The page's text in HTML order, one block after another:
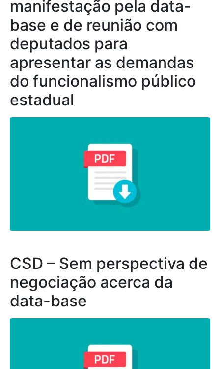
manifestação pela data-
base e de reunião com
deputados para
apresentar as demandas
do funcionalismo público
estadual
CSD – Sem perspectiva de
negociação acerca da
data-base